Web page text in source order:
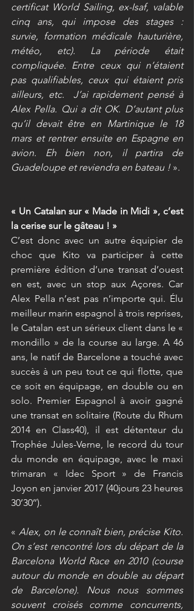
certificat World Sailing, ex-Isaf, valable
cinq ans, qui impose des stages :
survie, formation médicale hauturière,
météo, etc). La période était
compliquée. Entre ceux qui n’étaient
pas qualifiables, ceux qui étaient pris
ailleurs, etc.  J’ai rapidement pensé à
Alex Pella. Qui a dit OK. D’autant plus
qu’il devait être en Martinique le 18
mars et rentrer ensuite en Espagne en
avion. Eh bien non, il partira de
Guadeloupe et reviendra en bateau ! ».
« Un Catalan sur « Made in Midi », c’est
la cerise sur le gâteau ! »
C’est donc avec un autre équipier de
choc que Kito va participer à cette
première édition d’une transat d’ouest
en est, avec un stop aux Açores. Car
Alex Pella n’est pas n’importe qui. Élu
meilleur marin espagnol à trois reprises,
le Catalan est un sérieux client dans le «
mondillo » de la course au large. A 46
ans, le natif de Barcelone a touché avec
succès à un peu tout ce qui flotte, que
ce soit en équipage, en double ou en
solo. Premier Espagnol à avoir gagné
une transat en solitaire (Route du Rhum
2014 en Class40), il est détenteur du
Trophée Jules-Verne, le record du tour
du monde en équipage, avec le maxi
trimaran « Idec Sport » de Francis
Joyon en janvier 2017 (40jours 23 heures
30’30’’).
« Alex, on le connaît bien, précise Kito.
On s’est rencontré lors du départ de la
Barcelona World Race en 2010 (course
autour du monde en double au départ
de Barcelone). Nous nous sommes
souvent croisés comme concurrents,